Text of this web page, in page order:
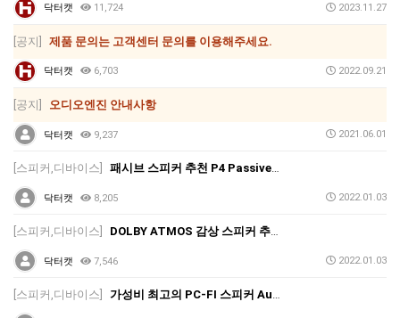
닥터캣 11,724 2023.11.27
[공지] 제품 문의는 고객센터 문의를 이용해주세요.
닥터캣 6,703 2022.09.21
[공지] 오디오엔진 안내사항
닥터캣 9,237 2021.06.01
[스피커,디바이스] 패시브 스피커 추천 P4 Passive Speakers
닥터캣 8,205 2022.01.03
[스피커,디바이스] DOLBY ATMOS 감상 스피커 추천!
닥터캣 7,546 2022.01.03
[스피커,디바이스] 가성비 최고의 PC-FI 스피커 Audioengine A1 정식 출시!